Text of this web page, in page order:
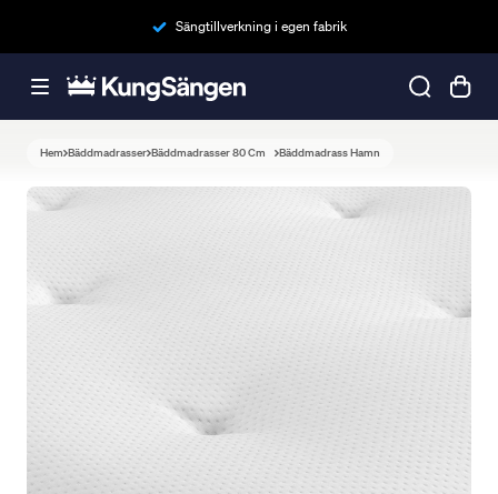
Sängtillverkning i egen fabrik
Hem Bäddmadrasser Bäddmadrasser 80 Cm Bäddmadrass Hamn